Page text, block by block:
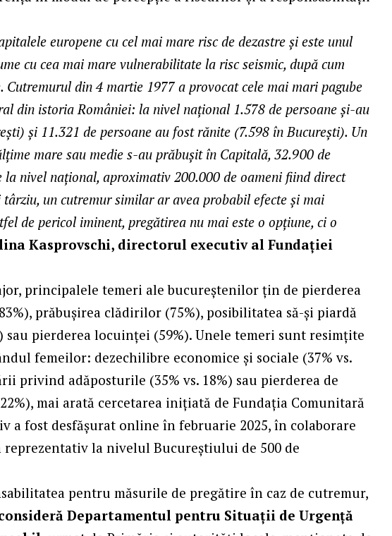
europene cu cel mai mare risc de dezastre și este unul
cu cea mai mare vulnerabilitate la risc seismic, după cum
din 4 martie 1977 a provocat cele mai mari pagube
din istoria României: la nivel naţional 1.578 de persoane şi-au
şi 11.321 de persoane au fost rănite (7.598 în Bucureşti). Un
mare sau medie s-au prăbuşit în Capitală, 32.900 de
nivel naţional, aproximativ 200.000 de oameni fiind direct
un cutremur similar ar avea probabil efecte și mai
de pericol iminent, pregătirea nu mai este o opțiune, ci o
Kasprovschi, directorul executiv al Fundației
principalele temeri ale bucureștenilor țin de pierderea
prăbușirea clădirilor (75%), posibilitatea să-și piardă
sau pierderea locuinței (59%). Unele temeri sunt resimțite
femeilor: dezechilibre economice și sociale (37% vs.
privind adăposturile (35% vs. 18%) sau pierderea de
mai arată cercetarea inițiată de Fundația Comunitară
a fost desfășurat online în februarie 2025, în colaborare
reprezentativ la nivelul Bucureștiului de 500 de
pentru măsurile de pregătire în caz de cutremur,
Departamentul pentru Situații de Urgență